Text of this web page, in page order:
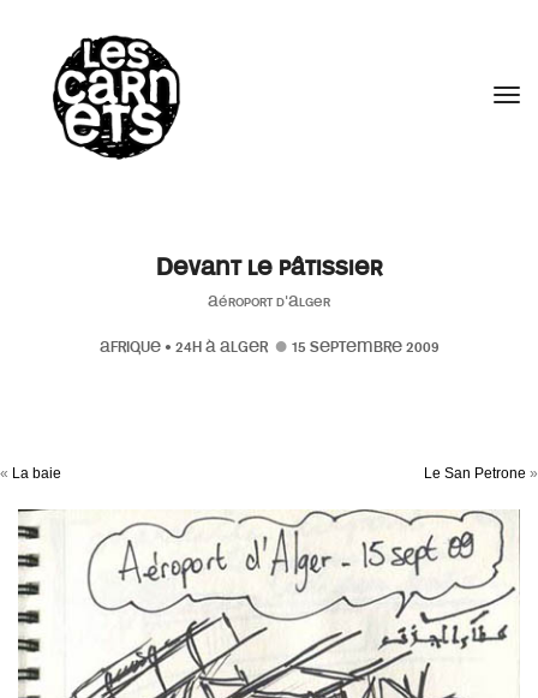
Devant le pâtissier
Aéroport d'Alger
AFRIQUE• 24H À ALGER 15 SEPTEMBRE 2009
« La baie Le San Petrone »